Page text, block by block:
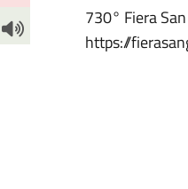
730° Fiera
https://